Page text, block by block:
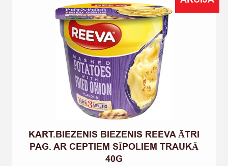
KART.BIEZENIS BIEZENIS REEVA ĀTRI
PAG. AR CEPTIEM SĪPOLIEM TRAUKĀ
40G